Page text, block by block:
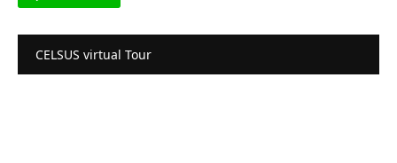
CELSUS virtual Tour